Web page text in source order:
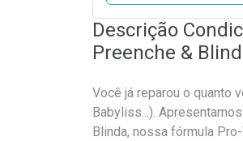
Descrição
Preenche &
Você já reparou o quanto
Babyliss...).
Blinda, nossa fórmula